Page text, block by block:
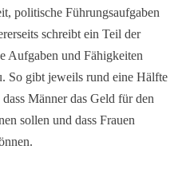
politische Führungsaufgaben
schreibt ein Teil der
Aufgaben und Fähigkeiten
So gibt jeweils rund eine Hälfte
Männer das Geld für den
sollen und dass Frauen